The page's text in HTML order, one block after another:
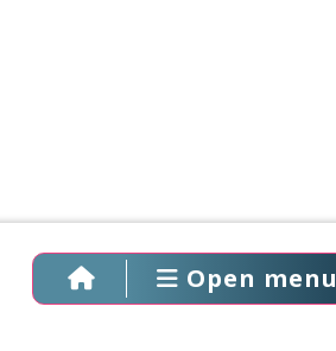
Open menu